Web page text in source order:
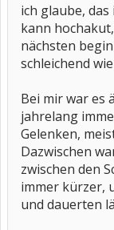
ich glaube,
kann
nächsten
schleichend
Bei mir war es
jahrelang
Gelenken,
Dazwischen
zwischen den
immer kürzer,
und dauerten